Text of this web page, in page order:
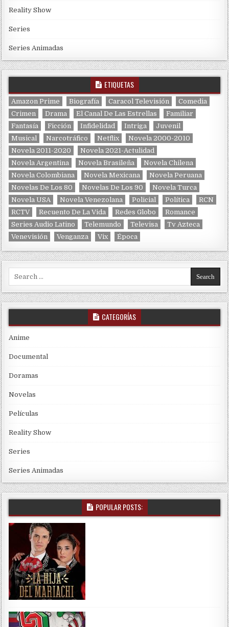
Reality Show
Series
Series Animadas
ETIQUETAS
Amazon Prime Biografía Caracol Televisión
Comedia
Crimen
Drama El Canal De Las Estrellas
Familiar
Fantasía
Ficción Infidelidad Intriga
Juvenil
Musical
Narcotráfico Netflix
Novela 2000-2010
Novela 2011-2020
Novela 2021-Actulidad
Novela Argentina
Novela Brasileña
Novela Chilena
Novela Colombiana
Novela Mexicana
Novela Peruana
Novelas De Los 80
Novelas De Los 90
Novela Turca
Novela USA
Novela Venezolana Policial Política
RCN
RCTV
Recuento De La Vida Redes Globo
Romance
Series Audio Latino
Telemundo Televisa
Tv Azteca
Venevisión
Venganza Vix Época
Search for:
CATEGORÍAS
Anime
Documental
Doramas
Novelas
Películas
Reality Show
Series
Series Animadas
POPULAR POSTS: